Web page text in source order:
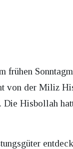
von der Miliz
Hisbollah